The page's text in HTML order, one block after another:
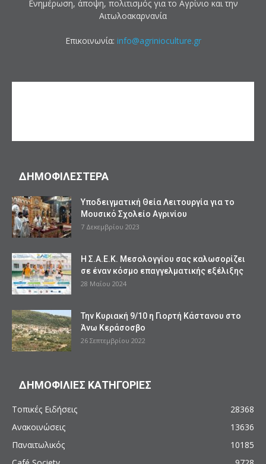
Ενημέρωση, άποψη, πολιτισμός για το Αγρίνιο και την
Αιτωλοακαρνανία
Επικοινωνία: info@agrinioculture.gr
ΔΗΜΟΦΙΛΕΣΤΕΡΑ
Υποδειγματική Θεία Λειτουργία για το
Μουσικό Σχολείο Αγρινίου
7 Δεκεμβρίου 2023
Η Σ.Α.Ε.Κ. Μεσολογγίου σας καλωσορίζει
σε έναν κόσμο επαγγελματικής εξέλιξης
28 Μαΐου 2024
Την Κυριακή 9/10 η Γιορτή Κάστανου στο
Άνω Κεράσοσβο
26 Σεπτεμβρίου 2022
ΔΗΜΟΦΙΛΙΕΣ ΚΑΤΗΓΟΡΙΕΣ
Τοπικές Ειδήσεις
28368
Ανακοινώσεις
13636
Παναιτωλικός
10185